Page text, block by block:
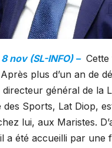
nov (SL-INFO) –
plus d’un an de
directeur général de la
des Sports, Lat Diop,
lui, aux Maristes.
a été accueilli par une